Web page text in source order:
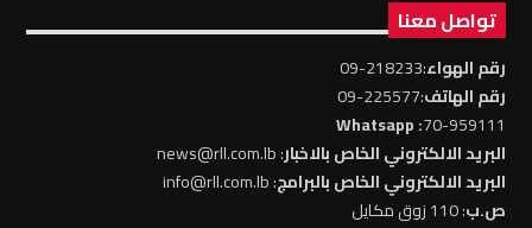
تواصل معنا
رقم الهواء:218233-09
رقم الهاتف:225577-09
70-959111
: Whatsapp
البريد الالكتروني الخاص بالاخبار: news@rll.com.lb
البريد الالكتروني الخاص بالبرامج: info@rll.com.lb
ص.ب: 110 زوق مكايل